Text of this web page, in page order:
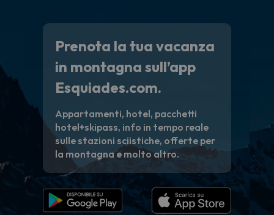
Prenota la tua vacanza
in montagna sull’app
Esquiades.com.
Appartamenti, hotel, pacchetti
hotel+skipass, info in tempo reale
sulle stazioni sciistiche, offerte per
la montagna e molto altro.